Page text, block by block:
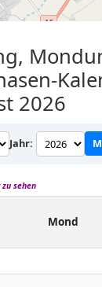
2026
Jahr:
sehen
Mond